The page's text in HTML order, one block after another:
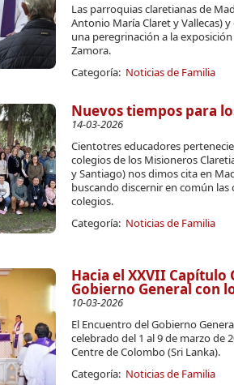
Las parroquias claretianas de
Antonio María Claret y Vallecas)
una peregrinación a la
Zamora.
Categoría: Noticias de Familia
Nuevos tiempos para
14-03-2026
Cientotres educadores
colegios de los Misioneros
y Santiago) nos dimos cita en
buscando discernir en común
colegios.
Categoría: Noticias de Familia
Hacia el XXVII
Gobierno General con
10-03-2026
El Encuentro del Gobierno
celebrado del 1 al 9 de marzo de
Centre de Colombo (Sri Lanka).
Categoría: Noticias de Familia